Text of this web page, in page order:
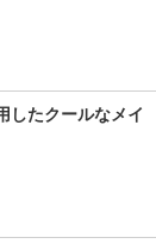
たクールなメイ